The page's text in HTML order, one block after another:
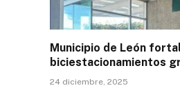
Municipio de León
biciestacionamientos
24 diciembre, 2025